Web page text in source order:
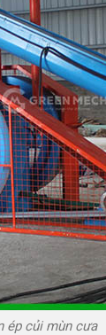
ép củi mùn cưa